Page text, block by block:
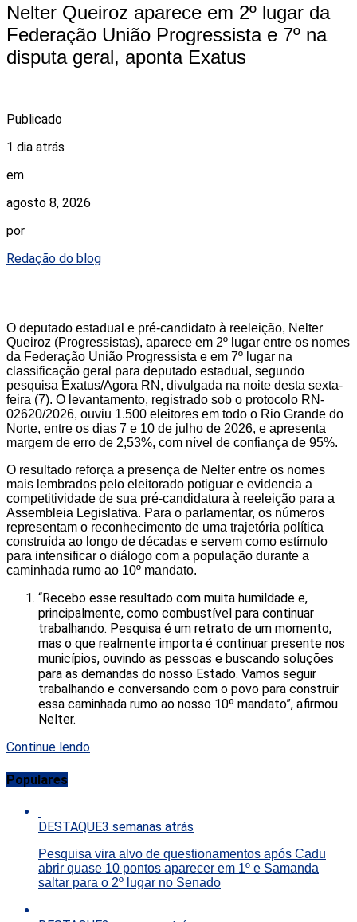
Nelter Queiroz aparece em 2º lugar da
Federação União Progressista e 7º na
disputa geral, aponta Exatus
Publicado
1 dia atrás
em
agosto 8, 2026
por
Redação do blog
O deputado estadual e pré-candidato à reeleição, Nelter
Queiroz (Progressistas), aparece em 2º lugar entre os nomes
da Federação União Progressista e em 7º lugar na
classificação geral para deputado estadual, segundo
pesquisa Exatus/Agora RN, divulgada na noite desta sexta-
feira (7). O levantamento, registrado sob o protocolo RN-
02620/2026, ouviu 1.500 eleitores em todo o Rio Grande do
Norte, entre os dias 7 e 10 de julho de 2026, e apresenta
margem de erro de 2,53%, com nível de confiança de 95%.
O resultado reforça a presença de Nelter entre os nomes
mais lembrados pelo eleitorado potiguar e evidencia a
competitividade de sua pré-candidatura à reeleição para a
Assembleia Legislativa. Para o parlamentar, os números
representam o reconhecimento de uma trajetória política
construída ao longo de décadas e servem como estímulo
para intensificar o diálogo com a população durante a
caminhada rumo ao 10º mandato.
“Recebo esse resultado com muita humildade e,
principalmente, como combustível para continuar
trabalhando. Pesquisa é um retrato de um momento,
mas o que realmente importa é continuar presente nos
municípios, ouvindo as pessoas e buscando soluções
para as demandas do nosso Estado. Vamos seguir
trabalhando e conversando com o povo para construir
essa caminhada rumo ao nosso 10º mandato”, afirmou
Nelter.
Continue lendo
Populares
DESTAQUE3 semanas atrás
Pesquisa vira alvo de questionamentos após Cadu
abrir quase 10 pontos aparecer em 1º e Samanda
saltar para o 2º lugar no Senado